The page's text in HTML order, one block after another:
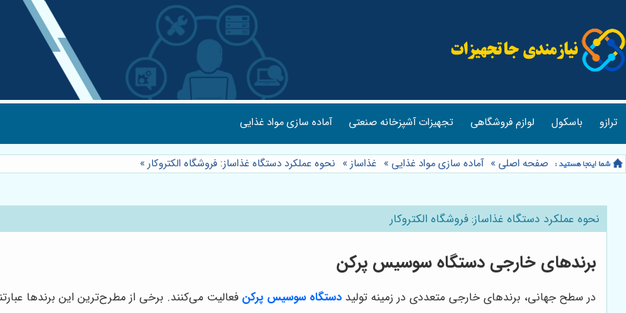
ترازو باسکول لوازم فروشگاهی تجهیزات آشپزخانه صنعتی آماده سازی مواد غذایی
صفحه اصلی » آماده سازی مواد غذایی » غذاساز» نحوه عملکرد دستگاه غذاساز: فروشگاه الکتروکار»
نحوه عملکرد دستگاه غذاساز: فروشگاه الکتروکار
برندهای خارجی دستگاه سوسیس پرکن
در سطح جهانی، برندهای خارجی متعددی در زمینه تولید دستگاه سوسیس پرکن فعالیت می‌کنند. برخی از مطرح‌ترین این برندها